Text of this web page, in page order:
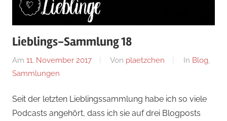
Lieblings-Sammlung 18
Am 11. November 2017 Von plaetzchen In Blog,
Sammlungen
Seit der letzten Lieblingssammlung habe ich so viele
Podcasts angehört, dass ich sie auf drei Blogposts